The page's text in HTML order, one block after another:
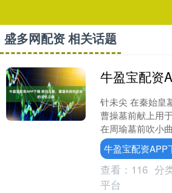
盛多网配资 相关话题
针未尖 在秦始皇
曹操墓前献上用
在周瑜墓前吹小
顾”……据 1月30日
报道， 近年....
牛盈宝配资APP
查看： 116 分
平台